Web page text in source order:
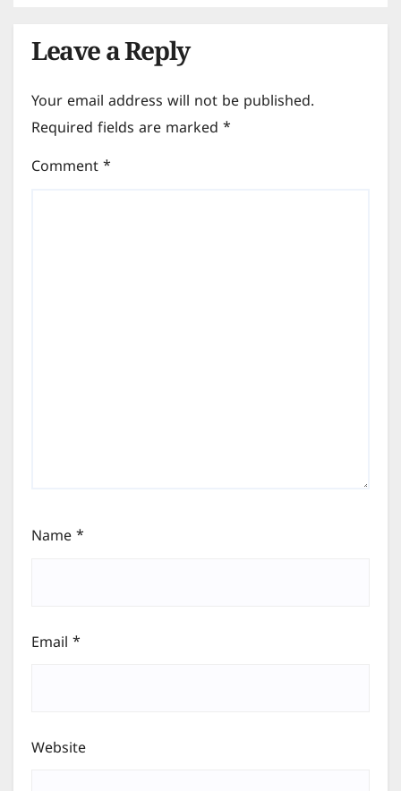
Leave a Reply
Your email address will not be published.
Required fields are marked *
Comment *
Name *
Email *
Website